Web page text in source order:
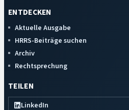
ENTDECKEN
Aktuelle Ausgabe
HRRS-Beiträge suchen
Archiv
Rechtsprechung
TEILEN
LinkedIn